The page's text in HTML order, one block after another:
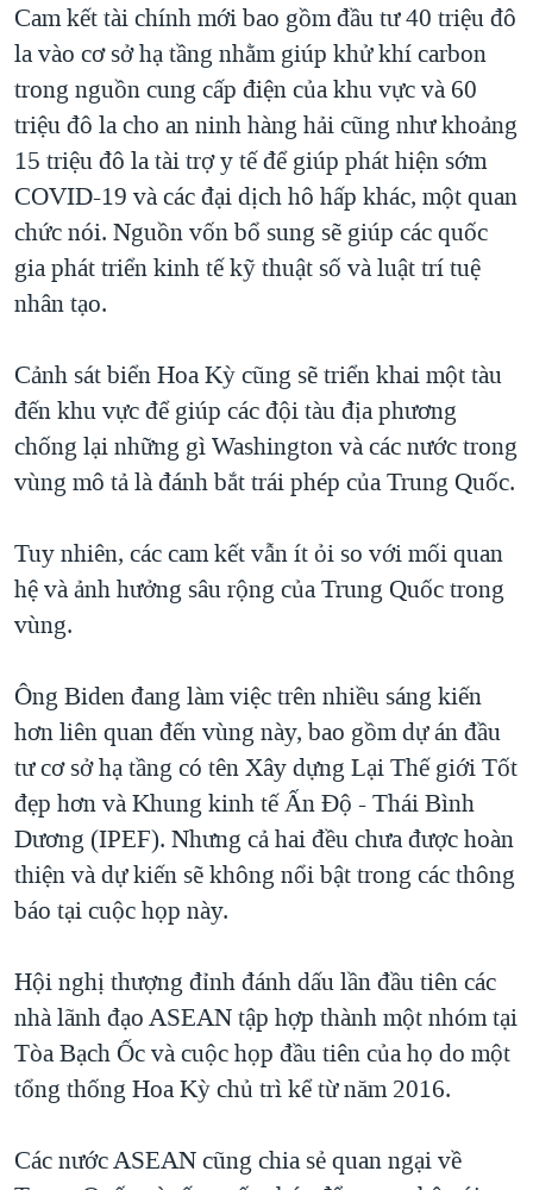
Cam kết tài chính mới bao gồm đầu tư 40 triệu đô
la vào cơ sở hạ tầng nhằm giúp khử khí carbon
trong nguồn cung cấp điện của khu vực và 60
triệu đô la cho an ninh hàng hải cũng như khoảng
15 triệu đô la tài trợ y tế để giúp phát hiện sớm
COVID-19 và các đại dịch hô hấp khác, một quan
chức nói. Nguồn vốn bổ sung sẽ giúp các quốc
gia phát triển kinh tế kỹ thuật số và luật trí tuệ
nhân tạo.
Cảnh sát biển Hoa Kỳ cũng sẽ triển khai một tàu
đến khu vực để giúp các đội tàu địa phương
chống lại những gì Washington và các nước trong
vùng mô tả là đánh bắt trái phép của Trung Quốc.
Tuy nhiên, các cam kết vẫn ít ỏi so với mối quan
hệ và ảnh hưởng sâu rộng của Trung Quốc trong
vùng.
Ông Biden đang làm việc trên nhiều sáng kiến
hơn liên quan đến vùng này, bao gồm dự án đầu
tư cơ sở hạ tầng có tên Xây dựng Lại Thế giới Tốt
đẹp hơn và Khung kinh tế Ấn Độ - Thái Bình
Dương (IPEF). Nhưng cả hai đều chưa được hoàn
thiện và dự kiến sẽ không nổi bật trong các thông
báo tại cuộc họp này.
Hội nghị thượng đỉnh đánh dấu lần đầu tiên các
nhà lãnh đạo ASEAN tập hợp thành một nhóm tại
Tòa Bạch Ốc và cuộc họp đầu tiên của họ do một
tổng thống Hoa Kỳ chủ trì kể từ năm 2016.
Các nước ASEAN cũng chia sẻ quan ngại về